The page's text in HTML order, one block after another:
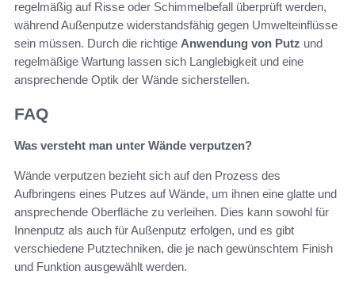
regelmäßig auf Risse oder Schimmelbefall überprüft werden,
während Außenputze widerstandsfähig gegen Umwelteinflüsse
sein müssen. Durch die richtige Anwendung von Putz und
regelmäßige Wartung lassen sich Langlebigkeit und eine
ansprechende Optik der Wände sicherstellen.
FAQ
Was versteht man unter Wände verputzen?
Wände verputzen bezieht sich auf den Prozess des
Aufbringens eines Putzes auf Wände, um ihnen eine glatte und
ansprechende Oberfläche zu verleihen. Dies kann sowohl für
Innenputz als auch für Außenputz erfolgen, und es gibt
verschiedene Putztechniken, die je nach gewünschtem Finish
und Funktion ausgewählt werden.